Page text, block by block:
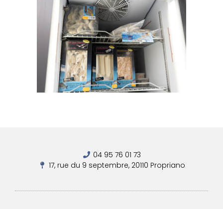
04 95 76 01 73
17, rue du 9 septembre, 20110 Propriano